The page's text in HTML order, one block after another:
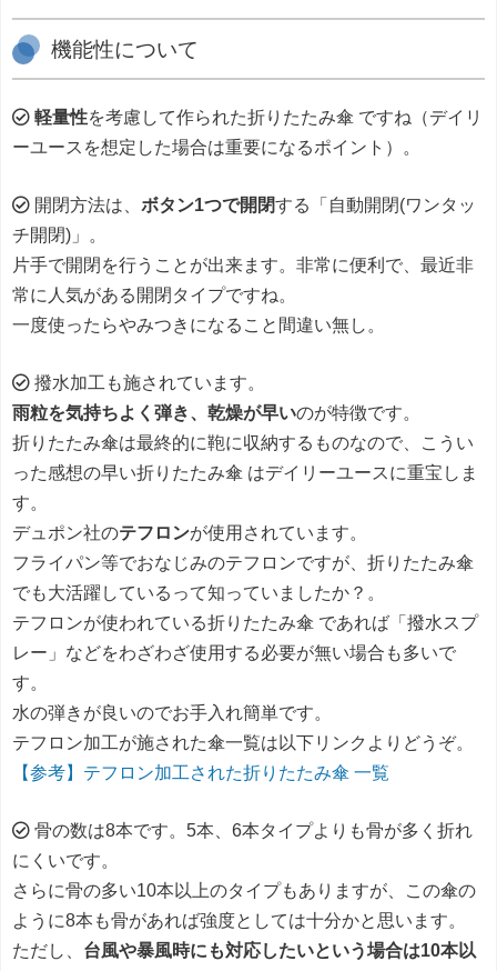
機能性について
軽量性を考慮して作られた折りたたみ傘 ですね（デイリ
ーユースを想定した場合は重要になるポイント）。
開閉方法は、 ボタン1つで開閉する「自動開閉(ワンタッ
チ開閉)」。
片手で開閉を行うことが出来ます。非常に便利で、最近非
常に人気がある開閉タイプですね。
一度使ったらやみつきになること間違い無し。
撥水加工も施されています。
雨粒を気持ちよく弾き、乾燥が早いのが特徴です。
折りたたみ傘は最終的に鞄に収納するものなので、こうい
った感想の早い折りたたみ傘 はデイリーユースに重宝しま
す。
デュポン社のテフロンが使用されています。
フライパン等でおなじみのテフロンですが、折りたたみ傘
でも大活躍しているって知っていましたか？。
テフロンが使われている折りたたみ傘 であれば「撥水スプ
レー」などをわざわざ使用する必要が無い場合も多いで
す。
水の弾きが良いのでお手入れ簡単です。
テフロン加工が施された傘一覧は以下リンクよりどうぞ。
【参考】テフロン加工された折りたたみ傘 一覧
骨の数は8本です。5本、6本タイプよりも骨が多く折れ
にくいです。
さらに骨の多い10本以上のタイプもありますが、この傘の
ように8本も骨があれば強度としては十分かと思います。
ただし、 台風や暴風時にも対応したいという場合は10本以